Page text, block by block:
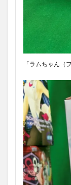
「ラムちゃん（